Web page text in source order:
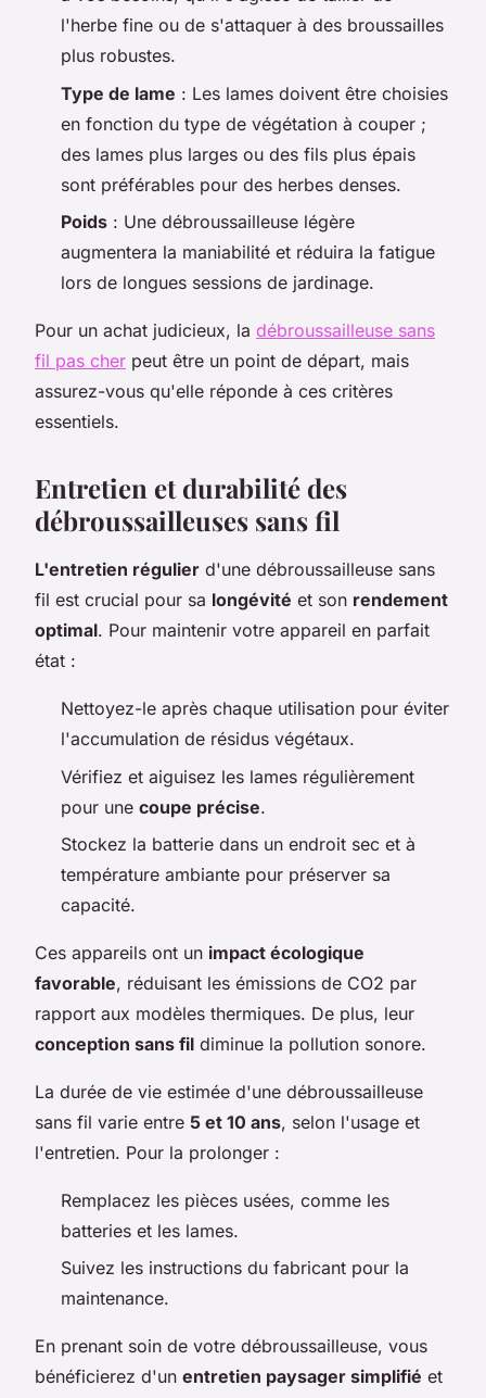
l'herbe fine ou de s'attaquer à des broussailles
plus robustes.
Type de lame : Les lames doivent être choisies
en fonction du type de végétation à couper ;
des lames plus larges ou des fils plus épais
sont préférables pour des herbes denses.
Poids : Une débroussailleuse légère
augmentera la maniabilité et réduira la fatigue
lors de longues sessions de jardinage.
Pour un achat judicieux, la débroussailleuse sans
fil pas cher peut être un point de départ, mais
assurez-vous qu'elle réponde à ces critères
essentiels.
Entretien et durabilité des
débroussailleuses sans fil
L'entretien régulier d'une débroussailleuse sans
fil est crucial pour sa longévité et son rendement
optimal. Pour maintenir votre appareil en parfait
état :
Nettoyez-le après chaque utilisation pour éviter
l'accumulation de résidus végétaux.
Vérifiez et aiguisez les lames régulièrement
pour une coupe précise.
Stockez la batterie dans un endroit sec et à
température ambiante pour préserver sa
capacité.
Ces appareils ont un impact écologique
favorable, réduisant les émissions de CO2 par
rapport aux modèles thermiques. De plus, leur
conception sans fil diminue la pollution sonore.
La durée de vie estimée d'une débroussailleuse
sans fil varie entre 5 et 10 ans, selon l'usage et
l'entretien. Pour la prolonger :
Remplacez les pièces usées, comme les
batteries et les lames.
Suivez les instructions du fabricant pour la
maintenance.
En prenant soin de votre débroussailleuse, vous
bénéficierez d'un entretien paysager simplifié et